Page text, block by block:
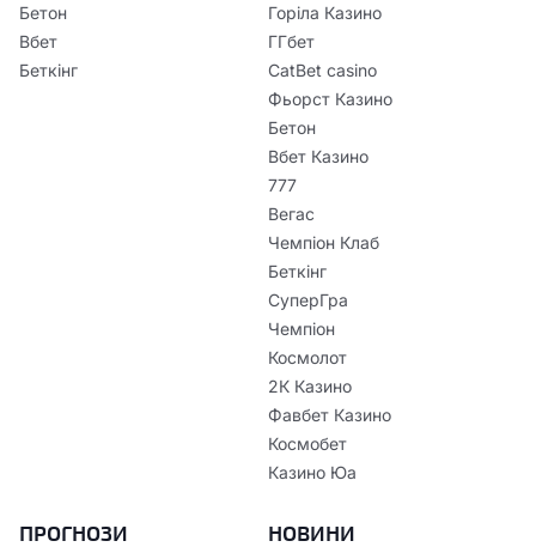
Бетон
Вбет
Беткінг
Горіла Казино
ГГбет
CatBet casino
Фьорст Казино
Бетон
Вбет Казино
777
Вегас
Чемпіон Клаб
Беткінг
СуперГра
Чемпіон
Космолот
2К Казино
Фавбет Казино
Космобет
Казино Юа
ПРОГНОЗИ НОВИНИ